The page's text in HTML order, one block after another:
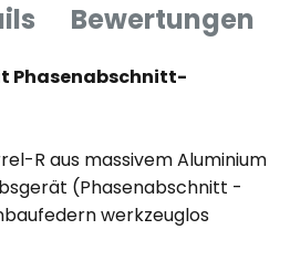
Bewertungen
Phasenabschnitt-
R aus massivem Aluminium
(Phasenabschnitt -
werkzeuglos
und eine optimale